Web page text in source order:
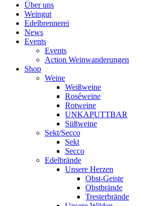
Über uns
Weingut
Edelbrennerei
News
Events
Events
Action Weinwanderungen
Shop
Weine
Weißweine
Roséweine
Rotweine
UNKAPUTTBAR
Süßweine
Sekt/Secco
Sekt
Secco
Edelbrände
Unsere Herzen
Obst-Geiste
Obstbrände
Tresterbrände